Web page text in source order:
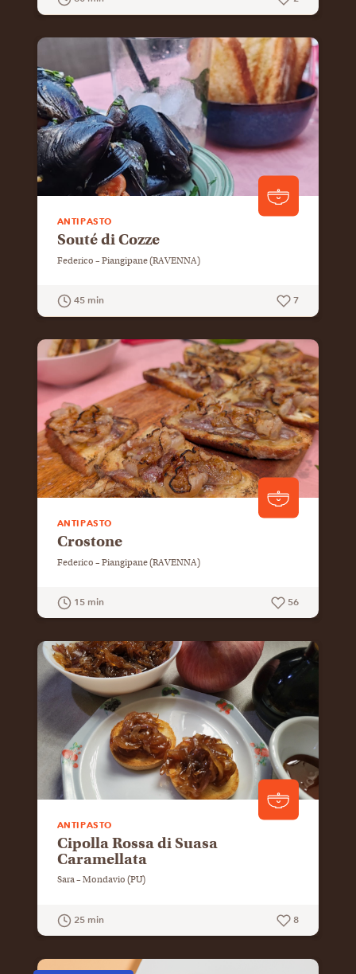
ANTIPASTO
Souté di Cozze
Federico – Piangipane (RAVENNA)
45 min 7
ANTIPASTO
Crostone
Federico – Piangipane (RAVENNA)
15 min 56
ANTIPASTO
Cipolla Rossa di Suasa
Caramellata
Sara – Mondavio (PU)
25 min 8